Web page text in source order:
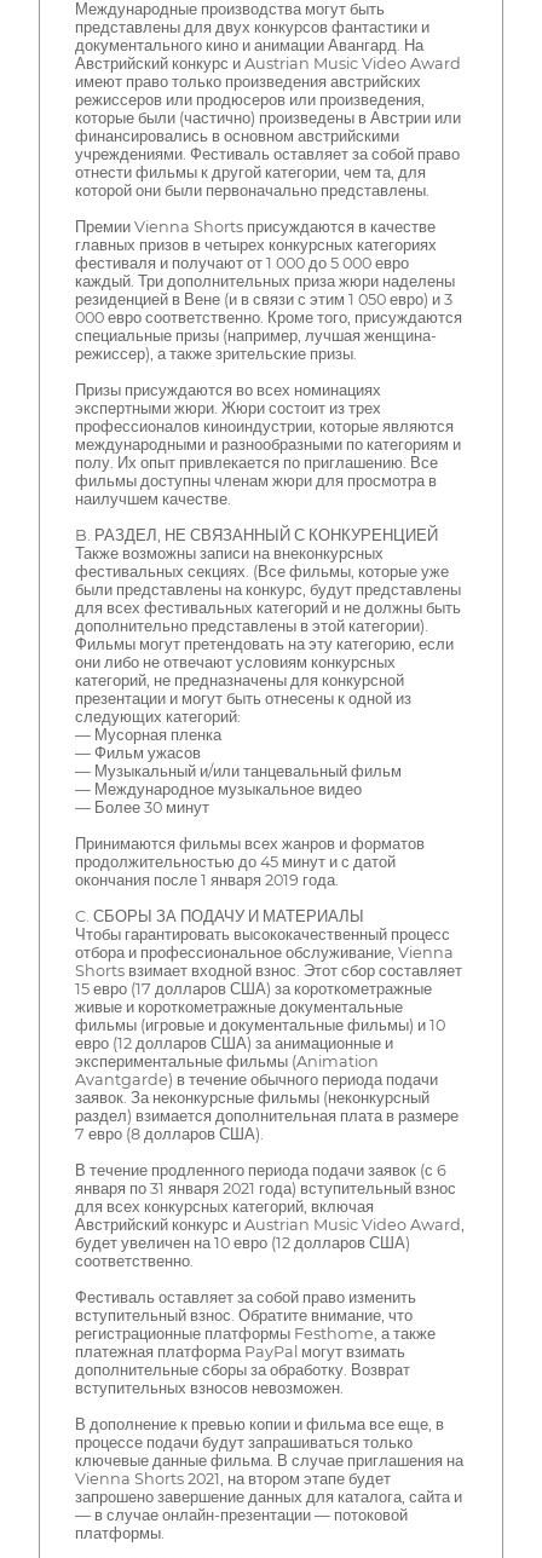
Международные производства могут быть
представлены для двух конкурсов фантастики и
документального кино и анимации Авангард. На
Австрийский конкурс и Austrian Music Video Award
имеют право только произведения австрийских
режиссеров или продюсеров или произведения,
которые были (частично) произведены в Австрии или
финансировались в основном австрийскими
учреждениями. Фестиваль оставляет за собой право
отнести фильмы к другой категории, чем та, для
которой они были первоначально представлены.
Премии Vienna Shorts присуждаются в качестве
главных призов в четырех конкурсных категориях
фестиваля и получают от 1 000 до 5 000 евро
каждый. Три дополнительных приза жюри наделены
резиденцией в Вене (и в связи с этим 1 050 евро) и 3
000 евро соответственно. Кроме того, присуждаются
специальные призы (например, лучшая женщина-
режиссер), а также зрительские призы.
Призы присуждаются во всех номинациях
экспертными жюри. Жюри состоит из трех
профессионалов киноиндустрии, которые являются
международными и разнообразными по категориям и
полу. Их опыт привлекается по приглашению. Все
фильмы доступны членам жюри для просмотра в
наилучшем качестве.
B. РАЗДЕЛ, НЕ СВЯЗАННЫЙ С КОНКУРЕНЦИЕЙ
Также возможны записи на внеконкурсных
фестивальных секциях. (Все фильмы, которые уже
были представлены на конкурс, будут представлены
для всех фестивальных категорий и не должны быть
дополнительно представлены в этой категории).
Фильмы могут претендовать на эту категорию, если
они либо не отвечают условиям конкурсных
категорий, не предназначены для конкурсной
презентации и могут быть отнесены к одной из
следующих категорий:
— Мусорная пленка
— Фильм ужасов
— Музыкальный и/или танцевальный фильм
— Международное музыкальное видео
— Более 30 минут
Принимаются фильмы всех жанров и форматов
продолжительностью до 45 минут и с датой
окончания после 1 января 2019 года.
C. СБОРЫ ЗА ПОДАЧУ И МАТЕРИАЛЫ
Чтобы гарантировать высококачественный процесс
отбора и профессиональное обслуживание, Vienna
Shorts взимает входной взнос. Этот сбор составляет
15 евро (17 долларов США) за короткометражные
живые и короткометражные документальные
фильмы (игровые и документальные фильмы) и 10
евро (12 долларов США) за анимационные и
экспериментальные фильмы (Animation
Avantgarde) в течение обычного периода подачи
заявок. За неконкурсные фильмы (неконкурсный
раздел) взимается дополнительная плата в размере
7 евро (8 долларов США).
В течение продленного периода подачи заявок (с 6
января по 31 января 2021 года) вступительный взнос
для всех конкурсных категорий, включая
Австрийский конкурс и Austrian Music Video Award,
будет увеличен на 10 евро (12 долларов США)
соответственно.
Фестиваль оставляет за собой право изменить
вступительный взнос. Обратите внимание, что
регистрационные платформы Festhome, а также
платежная платформа PayPal могут взимать
дополнительные сборы за обработку. Возврат
вступительных взносов невозможен.
В дополнение к превью копии и фильма все еще, в
процессе подачи будут запрашиваться только
ключевые данные фильма. В случае приглашения на
Vienna Shorts 2021, на втором этапе будет
запрошено завершение данных для каталога, сайта и
— в случае онлайн-презентации — потоковой
платформы.